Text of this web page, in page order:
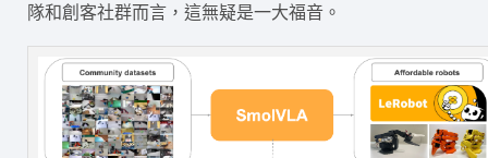
隊和創客社群而言，這無疑是一大福音。